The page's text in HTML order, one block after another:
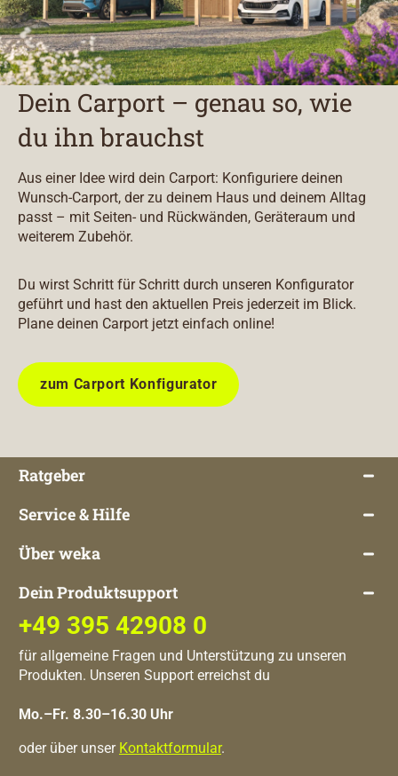
Dein Carport – genau so, wie
du ihn brauchst
Aus einer Idee wird dein Carport: Konfiguriere deinen
Wunsch-Carport, der zu deinem Haus und deinem Alltag
passt – mit Seiten- und Rückwänden, Geräteraum und
weiterem Zubehör.
Du wirst Schritt für Schritt durch unseren Konfigurator
geführt und hast den aktuellen Preis jederzeit im Blick.
Plane deinen Carport jetzt einfach online!
zum Carport Konfigurator
Ratgeber
Service & Hilfe
Über weka
Dein Produktsupport
+49 395 42908 0
für allgemeine Fragen und Unterstützung zu unseren
Produkten. Unseren Support erreichst du
Mo.–Fr. 8.30–16.30 Uhr
oder über unser Kontaktformular.